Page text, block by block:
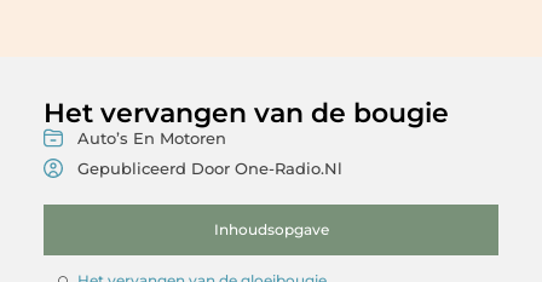
Het vervangen van de bougie
Auto’s En Motoren
Gepubliceerd Door One-Radio.nl
Inhoudsopgave